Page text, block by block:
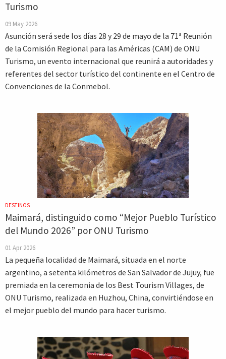
Turismo
09 May 2026
Asunción será sede los días 28 y 29 de mayo de la 71ª Reunión
de la Comisión Regional para las Américas (CAM) de ONU
Turismo, un evento internacional que reunirá a autoridades y
referentes del sector turístico del continente en el Centro de
Convenciones de la Conmebol.
DESTINOS
Maimará, distinguido como “Mejor Pueblo Turístico
del Mundo 2026” por ONU Turismo
01 Apr 2026
La pequeña localidad de Maimará, situada en el norte
argentino, a setenta kilómetros de San Salvador de Jujuy, fue
premiada en la ceremonia de los Best Tourism Villages, de
ONU Turismo, realizada en Huzhou, China, convirtiéndose en
el mejor pueblo del mundo para hacer turismo.